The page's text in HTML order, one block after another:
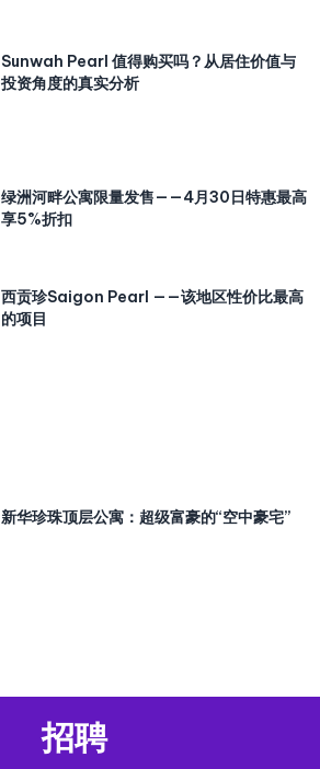
Sunwah Pearl 值得购买吗？从居住价值与
投资角度的真实分析
绿洲河畔公寓限量发售——4月30日特惠最高
享5%折扣
西贡珍Saigon Pearl ——该地区性价比最高
的项目
新华珍珠顶层公寓：超级富豪的“空中豪宅”
招聘